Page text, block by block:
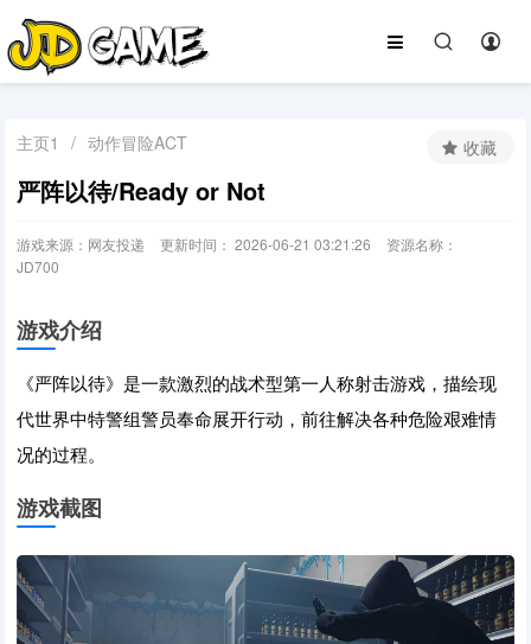
主页1 / 动作冒险ACT
严阵以待/Ready or Not
游戏来源：网友投递 更新时间： 2026-06-21 03:21:26
资源名称：
JD700
收藏
游戏介绍
《严阵以待》是一款激烈的战术型第一人称射击游戏，描绘现
代世界中特警组警员奉命展开行动，前往解决各种危险艰难情
况的过程。
游戏截图